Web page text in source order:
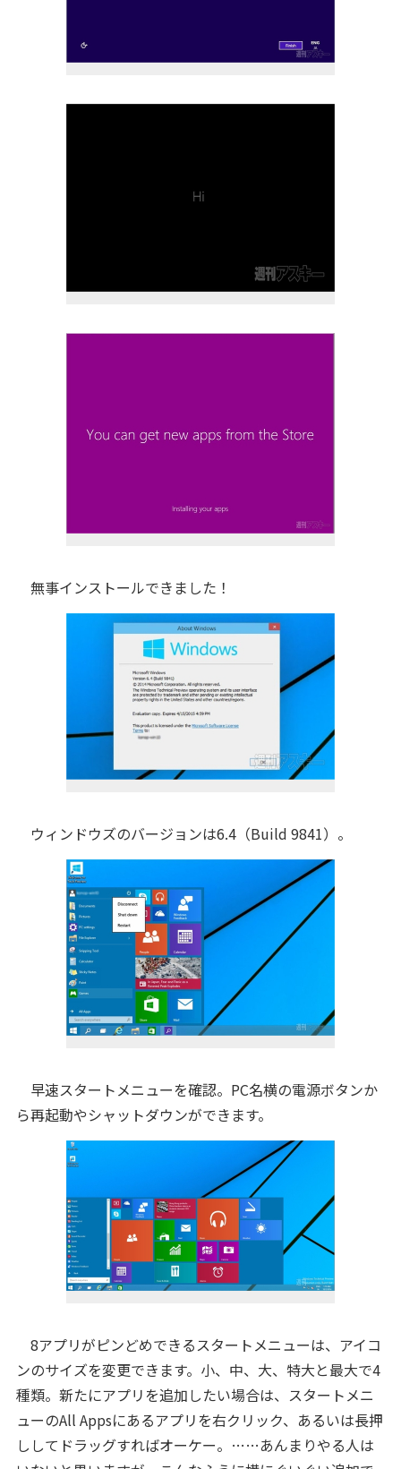
無事インストールできました！
ウィンドウズのバージョンは6.4（Build 9841）。
早速スタートメニューを確認。PC名横の電源ボタンか
ら再起動やシャットダウンができます。
8アプリがピンどめできるスタートメニューは、アイコ
ンのサイズを変更できます。小、中、大、特大と最大で4
種類。新たにアプリを追加したい場合は、スタートメニ
ューのAll Appsにあるアプリを右クリック、あるいは長押
ししてドラッグすればオーケー。……あんまりやる人は